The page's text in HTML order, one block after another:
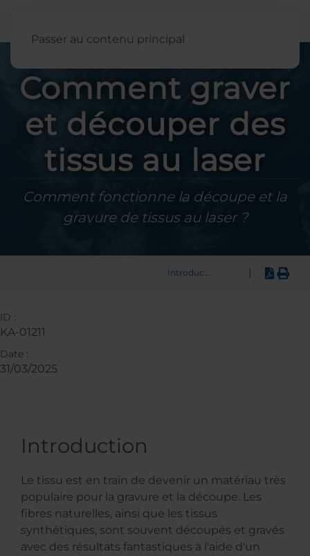
Passer au contenu principal
Comment graver
et découper des
tissus au laser
Comment fonctionne la découpe et la
gravure de tissus au laser ?
Introduction
Introduction
Le tissu est en train de devenir un matériau très
populaire pour la gravure et la découpe. Les
fibres naturelles, ainsi que les tissus
synthétiques, sont souvent découpés et gravés
avec des résultats fantastiques à l'aide d'un
ID :
KA-01211
Date :
31/03/2025